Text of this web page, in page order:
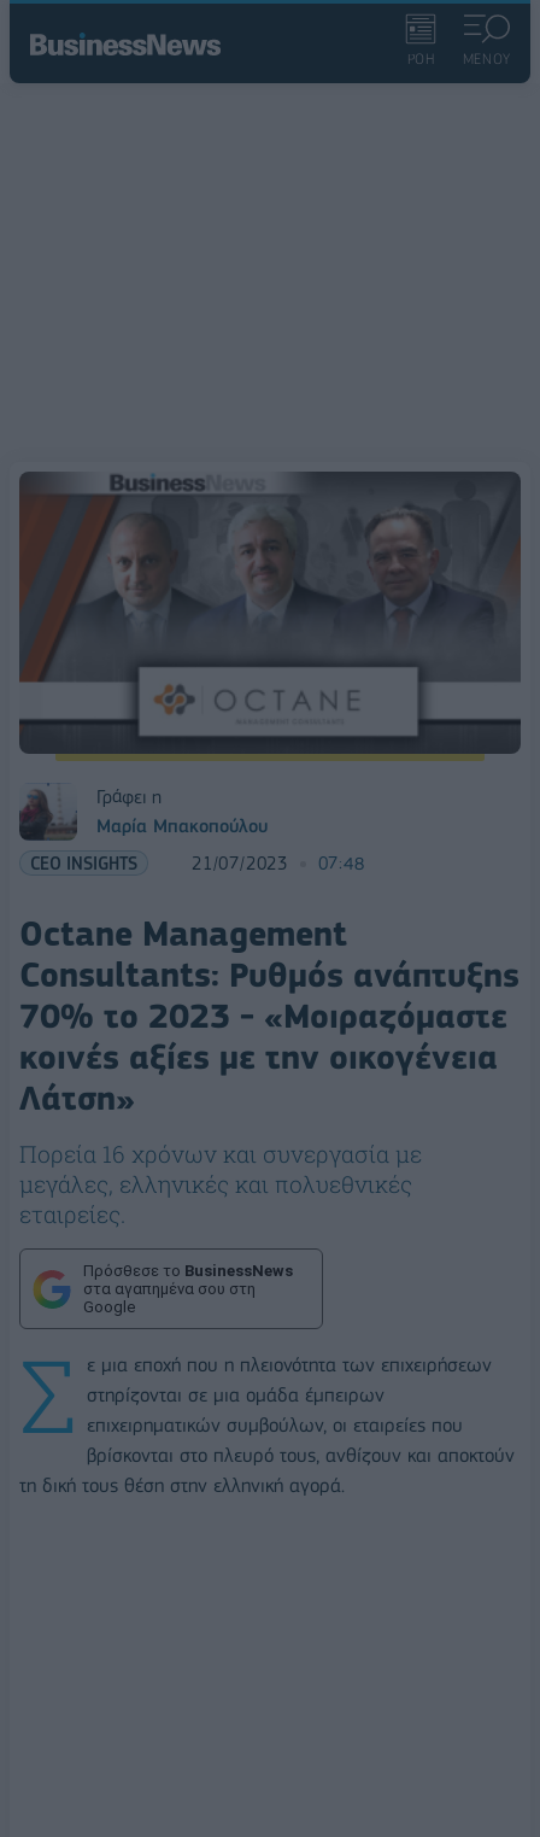
ΡΟΗ ΜΕΝΟΥ
Γράφει η
Μαρία Μπακοπούλου
CEO INSIGHTS 21/07/2023 07:48
Octane Management
Consultants: Ρυθμός ανάπτυξης
70% το 2023 - «Μοιραζόμαστε
κοινές αξίες με την οικογένεια
Λάτση»
Πορεία 16 χρόνων και συνεργασία με
μεγάλες, ελληνικές και πολυεθνικές
εταιρείες.
Πρόσθεσε το BusinessNews
στα αγαπημένα σου στη
Google
Σ
ε μια εποχή που η πλειονότητα των επιχειρήσεων
στηρίζονται σε μια ομάδα έμπειρων
επιχειρηματικών συμβούλων, οι εταιρείες που
βρίσκονται στο πλευρό τους, ανθίζουν και αποκτούν
τη δική τους θέση στην ελληνική αγορά.